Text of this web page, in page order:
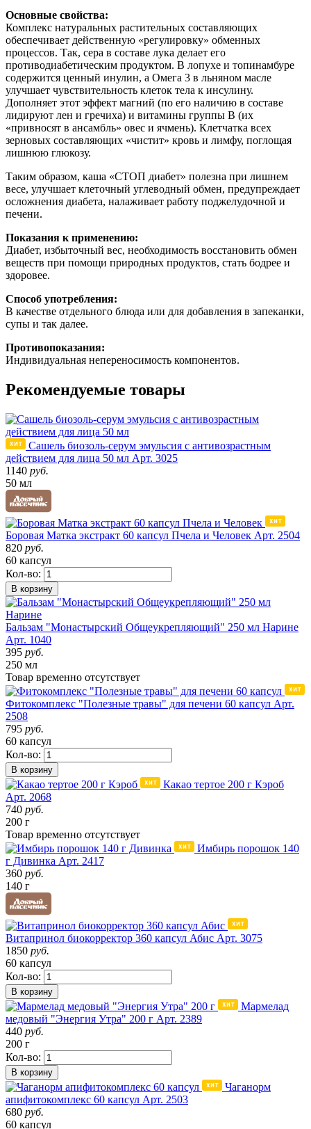
Основные свойства:
Комплекс натуральных растительных составляющих
обеспечивает действенную «регулировку» обменных
процессов. Так, сера в составе лука делает его
противодиабетическим продуктом. В лопухе и топинамбуре
содержится ценный инулин, а Омега 3 в льняном масле
улучшает чувствительность клеток тела к инсулину.
Дополняет этот эффект магний (по его наличию в составе
лидируют лен и гречиха) и витамины группы В (их
«привносят в ансамбль» овес и ячмень). Клетчатка всех
зерновых составляющих «чистит» кровь и лимфу, поглощая
лишнюю глюкозу.
Таким образом, каша «СТОП диабет» полезна при лишнем
весе, улучшает клеточный углеводный обмен, предупреждает
осложнения диабета, налаживает работу поджелудочной и
печени.
Показания к применению:
Диабет, избыточный вес, необходимость восстановить обмен
веществ при помощи природных продуктов, стать бодрее и
здоровее.
Способ употребления:
В качестве отдельного блюда или для добавления в запеканки,
супы и так далее.
Противопоказания:
Индивидуальная непереносимость компонентов.
Рекомендуемые товары
Сашель биозоль-серум эмульсия с антивозрастным
действием для лица 50 мл Арт. 3025
1140 руб.
50 мл
Боровая Матка экстракт 60 капсул Пчела и Человек Арт. 2504
820 руб.
60 капсул
Кол-во:
В корзину
Бальзам "Монастырский Общеукрепляющий" 250 мл Нарине
Арт. 1040
395 руб.
250 мл
Товар временно отсутствует
Фитокомплекс "Полезные травы" для печени 60 капсул Арт.
2508
795 руб.
60 капсул
Кол-во:
В корзину
Какао тертое 200 г Кэроб
Арт. 2068
740 руб.
200 г
Товар временно отсутствует
Имбирь порошок 140
г Дивинка Арт. 2417
360 руб.
140 г
Витапринол биокорректор 360 капсул Абис Арт. 3075
1850 руб.
60 капсул
Кол-во:
В корзину
Мармелад
медовый "Энергия Утра" 200 г Арт. 2389
440 руб.
200 г
Кол-во:
В корзину
Чаганорм
апифитокомплекс 60 капсул Арт. 2503
680 руб.
60 капсул